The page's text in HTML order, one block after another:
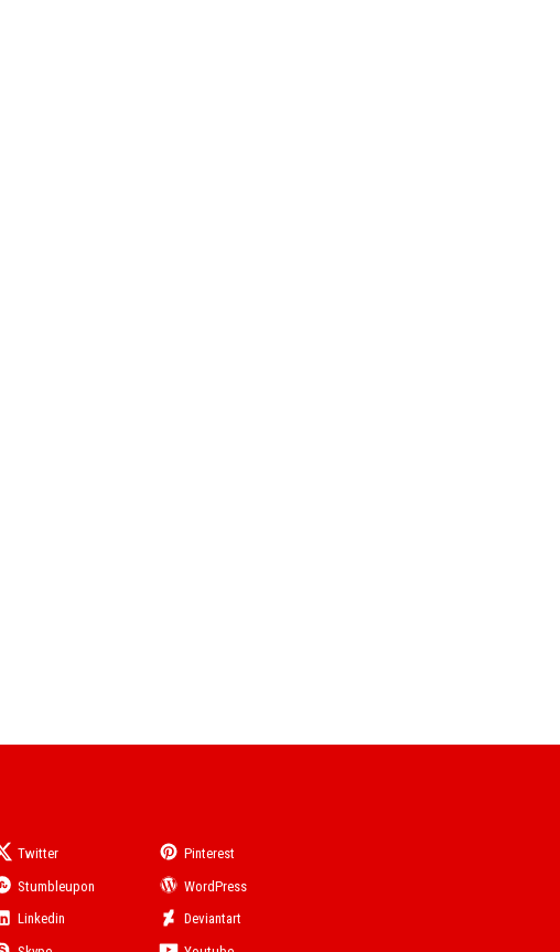
Twitter
Pinterest
Stumbleupon
WordPress
Linkedin
Deviantart